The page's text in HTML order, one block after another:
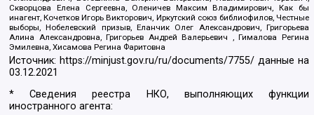
Скворцова Елена Сергеевна, Оленичев Максим Владимирович, Как бы
инагент, Кочетков Игорь Викторович, Иркутский союз библиофилов, Честные
выборы, Нобелевский призыв, Еланчик Олег Александрович, Григорьева
Алина Александровна, Григорьев Андрей Валерьевич , Гималова Регина
Эмилевна, Хисамова Регина Фаритовна
Источник: https://minjust.gov.ru/ru/documents/7755/ данные на
03.12.2021
* Сведения реестра НКО, выполняющих функции
иностранного агента: